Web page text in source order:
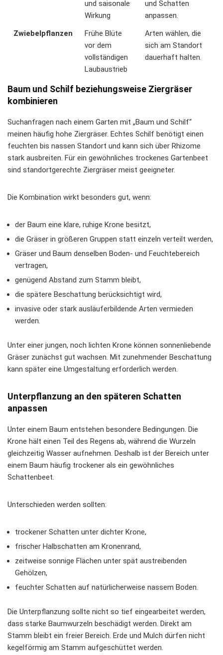
und saisonale
Wirkung
und Schatten
anpassen.
Zwiebelpflanzen
Frühe Blüte
vor dem
vollständigen
Laubaustrieb
Arten wählen, die
sich am Standort
dauerhaft halten.
Baum und Schilf beziehungsweise Ziergräser
kombinieren
Suchanfragen nach einem Garten mit „Baum und Schilf“
meinen häufig hohe Ziergräser. Echtes Schilf benötigt einen
feuchten bis nassen Standort und kann sich über Rhizome
stark ausbreiten. Für ein gewöhnliches trockenes Gartenbeet
sind standortgerechte Ziergräser meist geeigneter.
Die Kombination wirkt besonders gut, wenn:
der Baum eine klare, ruhige Krone besitzt,
die Gräser in größeren Gruppen statt einzeln verteilt werden,
Gräser und Baum denselben Boden- und Feuchtebereich
vertragen,
genügend Abstand zum Stamm bleibt,
die spätere Beschattung berücksichtigt wird,
invasive oder stark ausläuferbildende Arten vermieden
werden.
Unter einer jungen, noch lichten Krone können sonnenliebende
Gräser zunächst gut wachsen. Mit zunehmender Beschattung
kann später eine Umgestaltung erforderlich werden.
Unterpflanzung an den späteren Schatten
anpassen
Unter einem Baum entstehen besondere Bedingungen. Die
Krone hält einen Teil des Regens ab, während die Wurzeln
gleichzeitig Wasser aufnehmen. Deshalb ist der Bereich unter
einem Baum häufig trockener als ein gewöhnliches
Schattenbeet.
Unterschieden werden sollten:
trockener Schatten unter dichter Krone,
frischer Halbschatten am Kronenrand,
zeitweise sonnige Flächen unter spät austreibenden
Gehölzen,
feuchter Schatten auf natürlicherweise nassem Boden.
Die Unterpflanzung sollte nicht so tief eingearbeitet werden,
dass starke Baumwurzeln beschädigt werden. Direkt am
Stamm bleibt ein freier Bereich. Erde und Mulch dürfen nicht
kegelförmig am Stamm aufgeschüttet werden.